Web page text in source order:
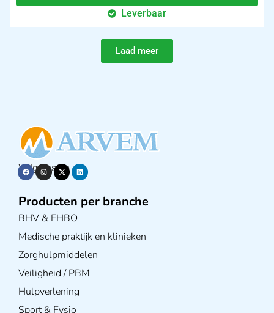
Leverbaar
Laad meer
Volg ons op
Producten per branche
BHV & EHBO
Medische praktijk en klinieken
Zorghulpmiddelen
Veiligheid / PBM
Hulpverlening
Sport & Fysio